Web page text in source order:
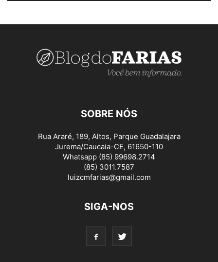
SOBRE NÓS
Rua Araré, 189, Altos, Parque Guadalajara
Jurema/Caucaia-CE, 61650-110
Whatsapp (85) 99698.2714
(85) 3011.7587
luizcmfarias@gmail.com
SIGA-NOS